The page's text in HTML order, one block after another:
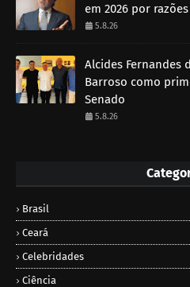
em 2026 por
5.8.26
Alcides Fernandes
Barroso como
Senado
5.8.26
Brasil
Ceará
Celebridades
Ciência